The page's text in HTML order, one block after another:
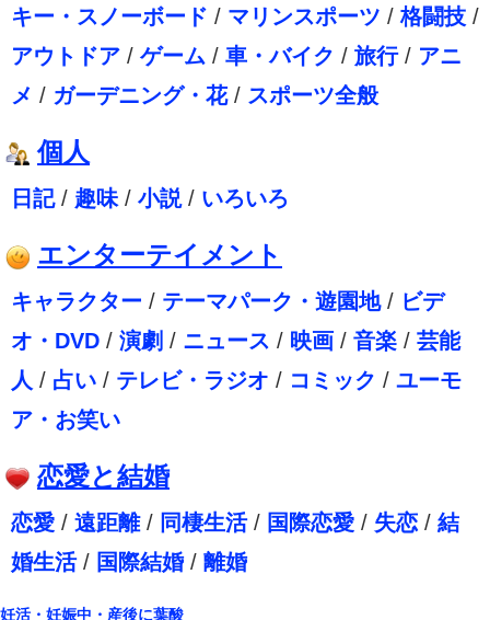
キー・スノーボード / マリンスポーツ /格闘技 /
アウトドア / ゲーム / 車・バイク / 旅行/ アニ
メ / ガーデニング・花/ スポーツ全般
個人
日記/ 趣味 / 小説/ いろいろ
エンターテイメント
キャラクター / テーマパーク・遊園地/ ビデ
オ・DVD / 演劇 / ニュース / 映画 / 音楽 / 芸能
人 / 占い / テレビ・ラジオ / コミック / ユーモ
ア・お笑い
恋愛と結婚
恋愛 / 遠距離/ 同棲生活/ 国際恋愛 / 失恋 / 結
婚生活/ 国際結婚/ 離婚
妊活・妊娠中・産後に葉酸